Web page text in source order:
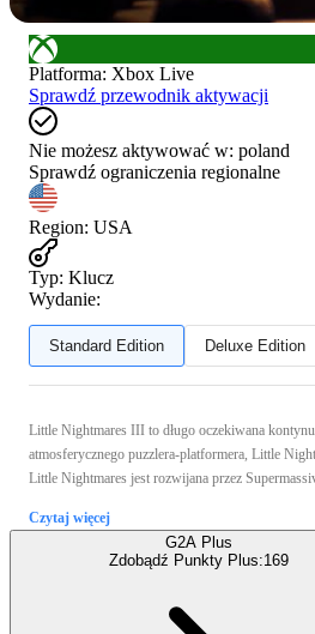
Platforma: Xbox Live
Sprawdź przewodnik aktywacji
Nie możesz aktywować w: poland
Sprawdź ograniczenia regionalne
Region: USA
Typ: Klucz
Wydanie:
Standard Edition Deluxe Edition
Little Nightmares III to długo oczekiwana
atmosferycznego puzzlera-platformera, Little
Little Nightmares jest rozwijana przez
Czytaj więcej
G2A Plus
Zdobądź Punkty Plus:169